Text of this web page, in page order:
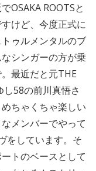
OSAKA ROOTSと
けど、今度正式に
ゥルメンタルのブ
シンガーの方が乗
最近だと元THE
し58の前川真悟さ
ちゃくちゃ楽しい
メンバーでやって
をしています。そ
トのベースとして